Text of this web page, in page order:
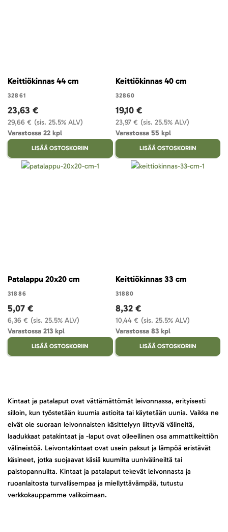
Keittiökinnas 44 cm
32861
(sis. 25.5% ALV)
29,66 €
23,63 €
Varastossa 22 kpl
LISÄÄ OSTOSKORIIN
Keittiökinnas 40 cm
32860
(sis. 25.5% ALV)
23,97 €
19,10 €
Varastossa 55 kpl
LISÄÄ OSTOSKORIIN
Patalappu 20x20 cm
31886
(sis. 25.5% ALV)
6,36 €
5,07 €
Varastossa 213 kpl
LISÄÄ OSTOSKORIIN
Keittiökinnas 33 cm
31880
(sis. 25.5% ALV)
10,44 €
8,32 €
Varastossa 83 kpl
LISÄÄ OSTOSKORIIN
Kintaat ja patalaput ovat vättämättömät leivonnassa, erityisesti
silloin, kun työstetään kuumia astioita tai käytetään uunia. Vaikka ne
eivät ole suoraan leivonnaisten käsittelyyn liittyviä välineitä,
laadukkaat patakintaat ja -laput ovat olleellinen osa ammattikeittiön
välineistöä. Leivontakintaat ovat usein paksut ja lämpöä eristävät
käsineet, jotka suojaavat käsiä kuumilta uunivälineiltä tai
paistopannuilta. Kintaat ja patalaput tekevät leivonnasta ja
ruoanlaitosta turvallisempaa ja miellyttävämpää, tutustu
verkkokauppamme valikoimaan.